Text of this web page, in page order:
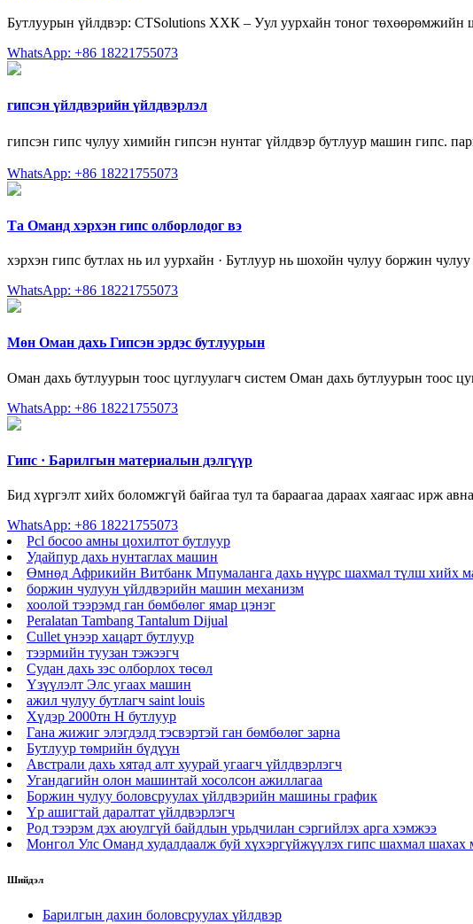
Бутлуурын үйлдвэр: CTSolutions ХХК – Уул уурхайн тоног төхөөрөмжийн
WhatsApp: +86 18221755073
гипсэн үйлдвэрийн үйлдвэрлэл
гипсэн гипс чулуу химийн гипсэн нунтаг үйлдвэр бутлуур машин гипс.
WhatsApp: +86 18221755073
Та Оманд хэрхэн гипс олборлодог вэ
хэрхэн гипс бутлах нь ил уурхайн · Бутлуур нь шохойн чулуу боржин
WhatsApp: +86 18221755073
Мөн Оман дахь Гипсэн эрдэс бутлуурын
Оман дахь бутлуурын тоос цуглуулагч систем Оман дахь бутлуурын
WhatsApp: +86 18221755073
Гипс · Барилгын материалын дэлгүүр
Бид хүргэлт хийх боломжгүй байгаа тул та бараагаа дараах хаягаас ирж
WhatsApp: +86 18221755073
Pcl босоо амны цохилтот бутлуур
Удайпур дахь нунтаглах машин
Өмнөд Африкийн Витбанк Мпумаланга дахь нүүрс шахмал түлш хийх
боржин чулуун үйлдвэрийн машин механизм
хоолой тээрэмд ган бөмбөлөг ямар цэнэг
Peralatan Tambang Tantalum Dijual
Cullet үнээр хацарт бутлуур
тээрмийн туузан тэжээгч
Судан дахь зэс олборлох төсөл
Үзүүлэлт Элс угаах машин
ажил чулуу бутлагч saint louis
Хүдэр 2000тн H бутлуур
Гана жижиг элэгдэлд тэсвэртэй ган бөмбөлөг зарна
Бутлуур төмрийн бүдүүн
Австрали дахь хятад алт хуурай угаагч үйлдвэрлэгч
Угандагийн олон машинтай хосолсон ажиллагаа
Боржин чулуу боловсруулах үйлдвэрийн машины график
Үр ашигтай даралтат үйлдвэрлэгч
Род тээрэм дэх аюулгүй байдлын урьдчилан сэргийлэх арга хэмжээ
Монгол Улс Оманд худалдаалж буй хүхэргүйжүүлэх гипс шахмал шахах
Шийдэл
Барилгын дахин боловсруулах үйлдвэр